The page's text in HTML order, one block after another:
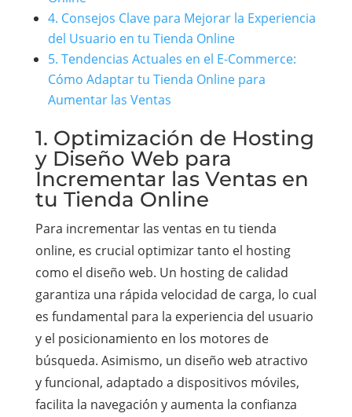
4. Consejos Clave para Mejorar la Experiencia
del Usuario en tu Tienda Online
5. Tendencias Actuales en el E-Commerce:
Cómo Adaptar tu Tienda Online para
Aumentar las Ventas
1. Optimización de Hosting
y Diseño Web para
Incrementar las Ventas en
tu Tienda Online
Para incrementar las ventas en tu tienda
online, es crucial optimizar tanto el hosting
como el diseño web. Un hosting de calidad
garantiza una rápida velocidad de carga, lo cual
es fundamental para la experiencia del usuario
y el posicionamiento en los motores de
búsqueda. Asimismo, un diseño web atractivo
y funcional, adaptado a dispositivos móviles,
facilita la navegación y aumenta la confianza